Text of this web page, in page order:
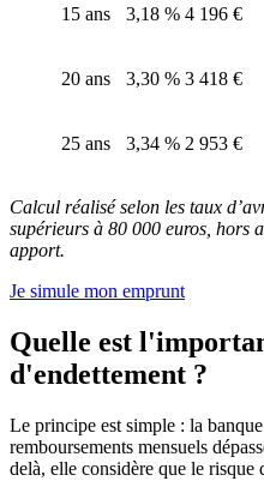
15 ans 3,18 % 4 196 €
20 ans 3,30 % 3 418 €
25 ans 3,34 % 2 953 €
Calcul réalisé selon les taux
supérieurs à 80 000 euros, hors
apport.
Je simule mon emprunt
Quelle est
d'endettement ?
Le principe est simple : la
remboursements mensuels
delà, elle considère que le risque